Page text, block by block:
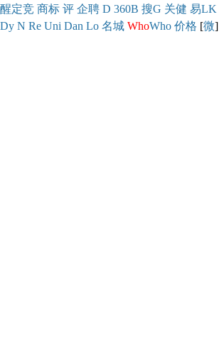
醒定竞 商标 评 企聘 D 360B 搜G 关健 易LK
Dy N Re Uni Dan Lo 名城 WhoWho 价格 [微]